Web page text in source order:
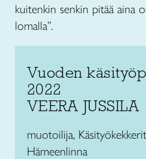
kuitenkin senkin pitää aina
lomalla”.
Vuoden
2022
VEERA JUSSILA
muotoilija,
Hämeenlinna